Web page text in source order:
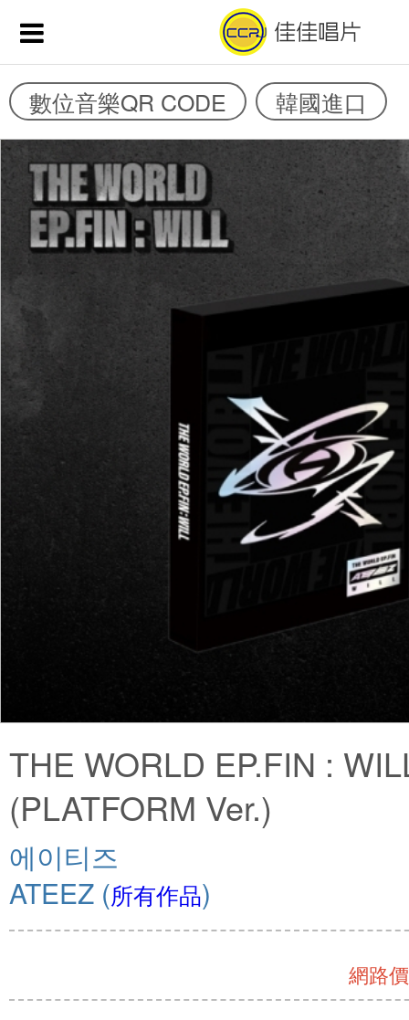
數位音樂QR CODE 韓國進口
THE WORLD EP.FIN :
(PLATFORM Ver.)
에이티즈
ATEEZ (所有作品)
網路